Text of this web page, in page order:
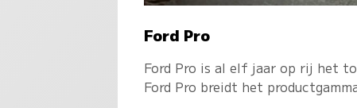
Ford Pro
Ford Pro is al elf jaar op rij het
Ford Pro breidt het